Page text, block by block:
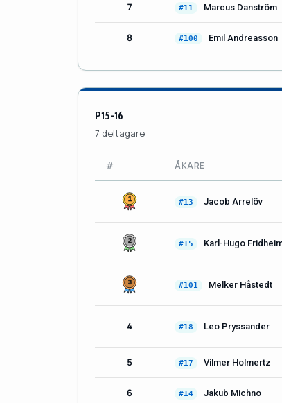
7 #11 Marcus Danström
8 #100 Emil Andreasson
P15-16
7 deltagare
# ÅKARE
#13 Jacob Arrelöv
#15 Karl-Hugo
#101 Melker Håstedt
4 #18 Leo Pryssander
5 #17 Vilmer Holmertz
6 #14 Jakub Michno